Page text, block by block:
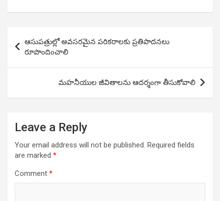
navigation
ఆసుపత్రుల్లో అవసరమైన పరికరాలకు ప్రతిపాదనలు
రూపొందించాలి
మహనీయుల జీవితాలను ఆదర్శంగా తీసుకోవాలి
Leave a Reply
Your email address will not be published. Required fields
are marked *
Comment *